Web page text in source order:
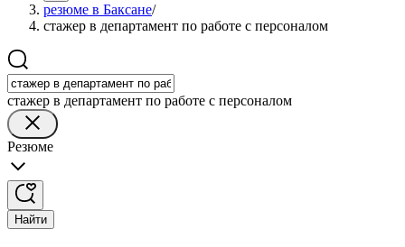
резюме в Баксане/
стажер в департамент по работе с персоналом
стажер в департамент по работе с персоналом
Резюме
Найти